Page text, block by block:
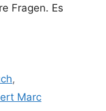
Fragen. Es
,
Marc